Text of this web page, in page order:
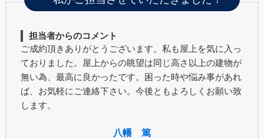
担当者からのコメント
ご成約頂きありがとうございます。私も屋上を気に入っ
ておりました。屋上からの眺望は同じ高さ以上の建物が
無い為、最高に良かったです。困った時や悩み事があれ
ば、お気軽にご連絡下さい。今後ともよろしくお願い致
します。
八幡 篤